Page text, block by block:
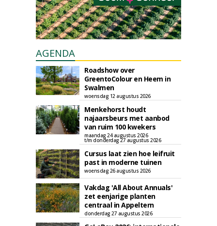
AGENDA
Roadshow over
GreentoColour en Heem in
Swalmen
woensdag 12 augustus 2026
Menkehorst houdt
najaarsbeurs met aanbod
van ruim 100 kwekers
maandag 24 augustus 2026
t/m donderdag 27 augustus 2026
Cursus laat zien hoe leifruit
past in moderne tuinen
woensdag 26 augustus 2026
Vakdag 'All About Annuals'
zet eenjarige planten
centraal in Appeltern
donderdag 27 augustus 2026